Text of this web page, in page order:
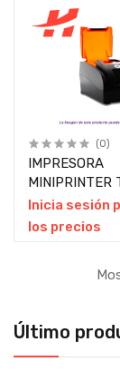
Último
(0)
IMPRESORA
MINIPRINTER
QIAN ANJET
(QIT581701)
Inicia sesión
los precios